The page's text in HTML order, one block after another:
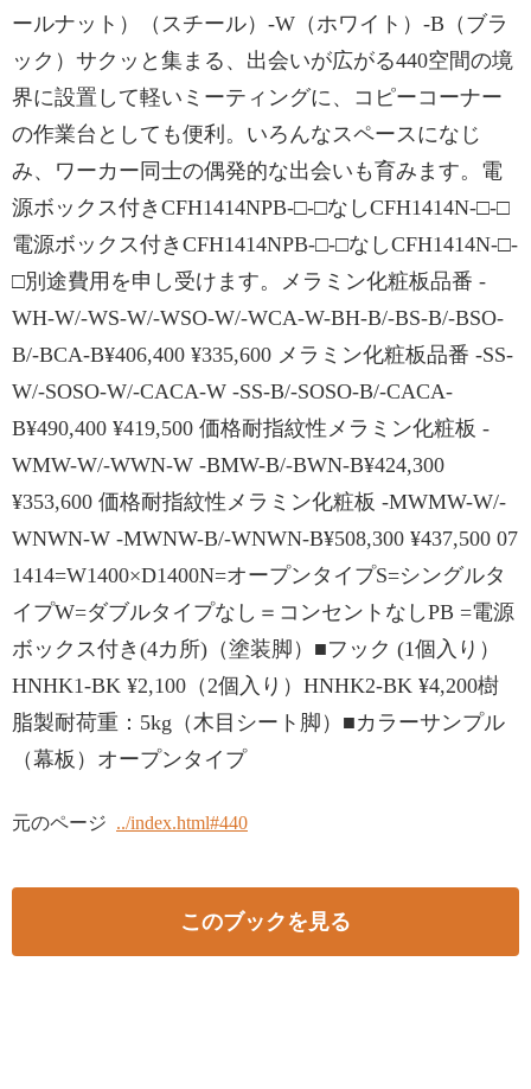
ールナット）（スチール）-W（ホワイト）-B（ブラ
ック）サクッと集まる、出会いが広がる440空間の境
界に設置して軽いミーティングに、コピーコーナー
の作業台としても便利。いろんなスペースになじ
み、ワーカー同士の偶発的な出会いも育みます。電
源ボックス付きCFH1414NPB‐□-□なしCFH1414N‐□-□
電源ボックス付きCFH1414NPB‐□-□なしCFH1414N‐□-
□別途費用を申し受けます。メラミン化粧板品番 -
WH-W/-WS-W/-WSO-W/-WCA-W-BH-B/-BS-B/-BSO-
B/-BCA-B¥406,400 ¥335,600 メラミン化粧板品番 -SS-
W/-SOSO-W/-CACA-W -SS-B/-SOSO-B/-CACA-
B¥490,400 ¥419,500 価格耐指紋性メラミン化粧板 -
WMW-W/-WWN-W -BMW-B/-BWN-B¥424,300
¥353,600 価格耐指紋性メラミン化粧板 -MWMW-W/-
WNWN-W -MWNW-B/-WNWN-B¥508,300 ¥437,500 07
1414=W1400×D1400N=オープンタイプS=シングルタ
イプW=ダブルタイプなし＝コンセントなしPB =電源
ボックス付き(4カ所)（塗装脚）■フック (1個入り）
HNHK1-BK ¥2,100（2個入り）HNHK2-BK ¥4,200樹
脂製耐荷重：5kg（木目シート脚）■カラーサンプル
（幕板）オープンタイプ
元のページ ../index.html#440
このブックを見る